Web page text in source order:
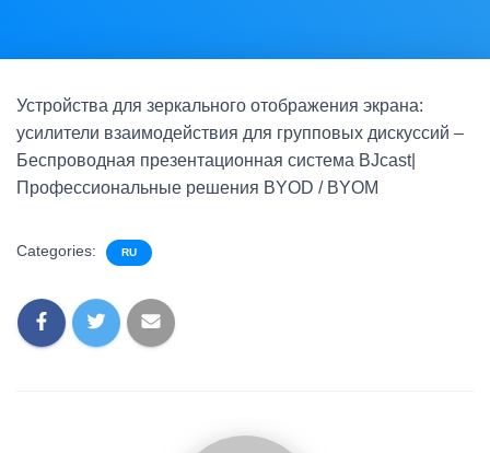
Устройства для зеркального отображения экрана:
усилители взаимодействия для групповых дискуссий –
Беспроводная презентационная система BJcast|
Профессиональные решения BYOD / BYOM
Categories: RU